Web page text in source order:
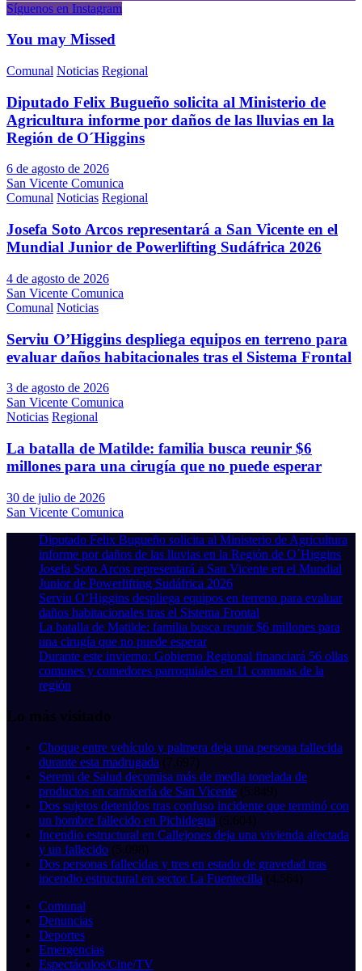
Síguenos en Instagram
You may Missed
Comunal Noticias Regional
Diputado Felix Bugueño solicita al Ministerio de
Agricultura informe por daños de las lluvias en la
Región de O´Higgins
6 de agosto de 2026
San Vicente Comunica
Comunal Noticias Regional
Josefa Soto Arcos representará a San Vicente en el
Mundial Junior de Powerlifting Sudáfrica 2026
4 de agosto de 2026
San Vicente Comunica
Comunal Noticias
Serviu O’Higgins despliega equipos en terreno para
evaluar daños habitacionales tras el Sistema Frontal
3 de agosto de 2026
San Vicente Comunica
Noticias Regional
La batalla de Matilde: familia busca reunir $6
millones para una cirugía que no puede esperar
30 de julio de 2026
San Vicente Comunica
Diputado Felix Bugueño solicita al Ministerio de Agricultura
informe por daños de las lluvias en la Región de O´Higgins
Josefa Soto Arcos representará a San Vicente en el Mundial
Junior de Powerlifting Sudáfrica 2026
Serviu O’Higgins despliega equipos en terreno para evaluar
daños habitacionales tras el Sistema Frontal
La batalla de Matilde: familia busca reunir $6 millones para
una cirugía que no puede esperar
Durante este invierno: Gobierno Regional financiará 56 ollas
comunes y comedores parroquiales en 11 comunas de la
región
Lo más visitado
Choque entre vehículo y palmera deja una persona fallecida
durante esta madrugada (7.697)
Seremi de Salud decomisa más de media tonelada de
productos en carnicería de San Vicente (5.849)
Dos sujetos detenidos tras confuso incidente que terminó con
un hombre fallecido en Pichidegua (5.604)
Incendio estructural en Callejones deja una vivienda afectada
y un fallecido (5.098)
Dos personas fallecidas y tres en estado de gravedad tras
incendio estructural en sector La Fuentecilla (4.564)
Comunal
Denuncias
Deportes
Emergencias
Espectáculos/Cine/TV